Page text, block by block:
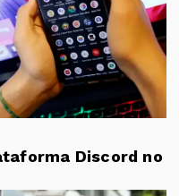
Discord no